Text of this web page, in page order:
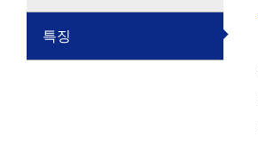
특징